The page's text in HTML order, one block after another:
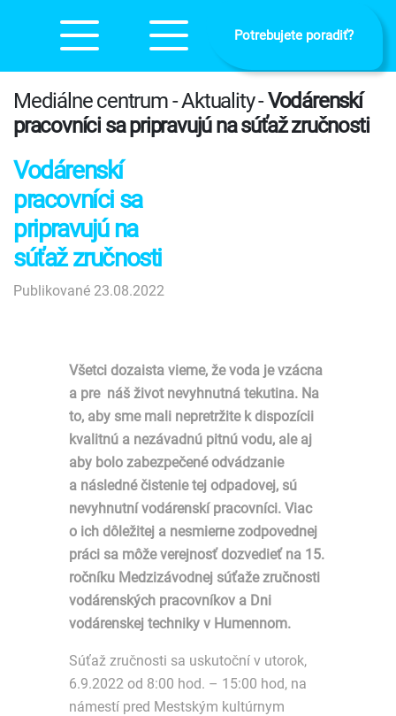
Potrebujete poradiť?
Mediálne centrum - Aktuality -Vodárenskí
pracovníci sa pripravujú na súťaž zručnosti
Vodárenskí
pracovníci sa
pripravujú na
súťaž zručnosti
Publikované 23.08.2022
Všetci dozaista vieme, že voda je vzácna
a pre náš život nevyhnutná tekutina. Na
to, aby sme mali nepretržite k dispozícii
kvalitnú a nezávadnú pitnú vodu, ale aj
aby bolo zabezpečené odvádzanie
a následné čistenie tej odpadovej, sú
nevyhnutní vodárenskí pracovníci. Viac
o ich dôležitej a nesmierne zodpovednej
práci sa môže verejnosť dozvedieť na 15.
ročníku Medzizávodnej súťaže zručnosti
vodárenských pracovníkov a Dni
vodárenskej techniky v Humennom.
Súťaž zručnosti sa uskutoční v utorok,
6.9.2022 od 8:00 hod. – 15:00 hod, na
námestí pred Mestským kultúrnym